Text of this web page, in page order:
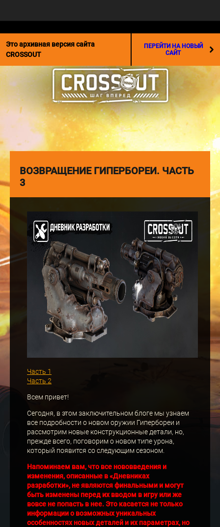
Это архивная версия сайта
CROSSOUT
ПЕРЕЙТИ НА НОВЫЙ
САЙТ
ВОЗВРАЩЕНИЕ ГИПЕРБОРЕИ. ЧАСТЬ
3
Часть 1
Часть 2
Всем привет!
Сегодня, в этом заключительном блоге мы узнаем
все подробности о новом оружии Гипербореи и
рассмотрим новые конструкционные детали, но,
прежде всего, поговорим о новом типе урона,
который появится со следующим сезоном.
Напоминаем вам, что все нововведения и
изменения, описанные в «Дневниках
разработки», не являются финальными и могут
быть изменены перед их вводом в игру или же
вовсе не попасть в нее. Это касается не только
информации о возможных уникальных
особенностях новых деталей и их параметрах, но